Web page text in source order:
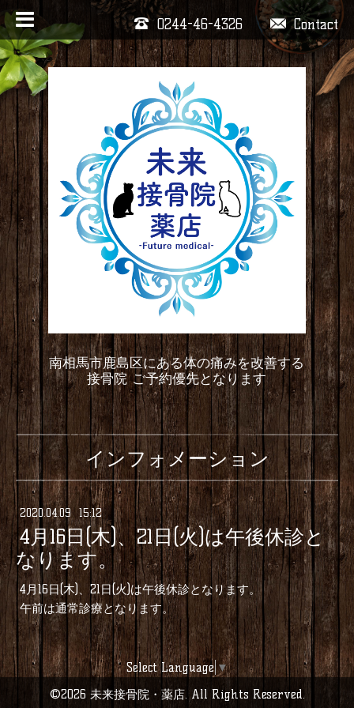
Contact
0244-46-4326
南相馬市鹿島区にある体の痛みを改善する
接骨院 ご予約優先となります
インフォメーション
2020.04.09 15:12
4月16日(木)、21日(火)は午後休診と
なります。
4月16日(木)、21日(火)は午後休診となります。
午前は通常診療となります。
Select Language ▼
©2026 未来接骨院・薬店. All Rights Reserved.